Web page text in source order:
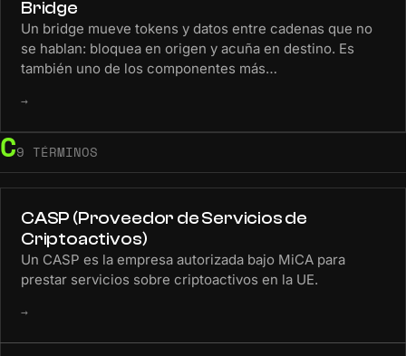
Bridge
Un bridge mueve tokens y datos entre cadenas que no
se hablan: bloquea en origen y acuña en destino. Es
también uno de los componentes más…
→
C9 TÉRMINOS
CASP (Proveedor de Servicios de
Criptoactivos)
Un CASP es la empresa autorizada bajo MiCA para
prestar servicios sobre criptoactivos en la UE.
→